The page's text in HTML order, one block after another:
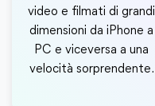
video e filmati di grandi
dimensioni da iPhone a
PC e viceversa a una
velocità sorprendente.